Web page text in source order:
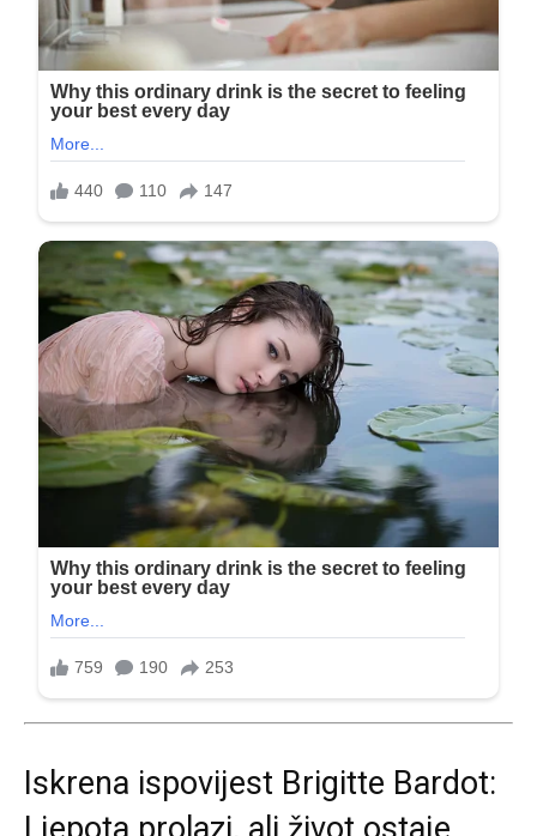
Iskrena ispovijest Brigitte Bardot: